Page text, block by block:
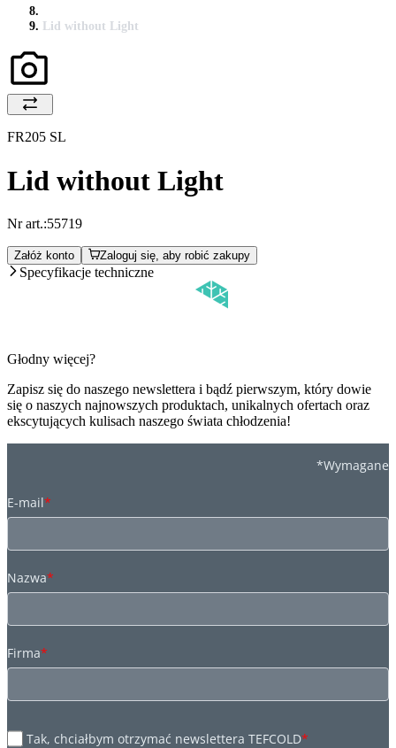
Lid without Light
FR205 SL
Lid without Light
Nr art.:55719
Załóż konto Zaloguj się, aby robić zakupy
Specyfikacje techniczne
Głodny więcej?
Zapisz się do naszego newslettera i bądź pierwszym, który dowie
się o naszych najnowszych produktach, unikalnych ofertach oraz
ekscytujących kulisach naszego świata chłodzenia!
*Wymagane
E-mail*
Nazwa*
Firma*
Tak, chciałbym otrzymać newslettera TEFCOLD*